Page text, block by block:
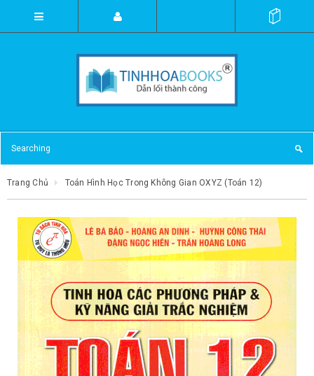
Trang Chủ Toán Hình Học Trong Không Gian OXYZ (Toán 12)